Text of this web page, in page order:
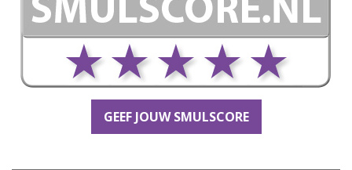
GEEF JOUW SMULSCORE